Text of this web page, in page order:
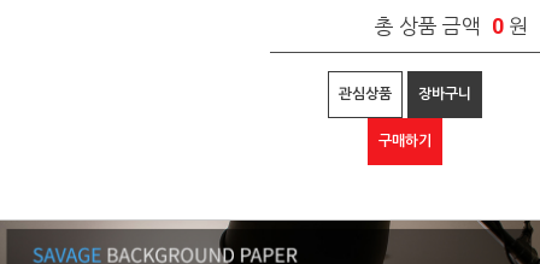
총 상품 금액 0 원
관심상품 장바구니
구매하기